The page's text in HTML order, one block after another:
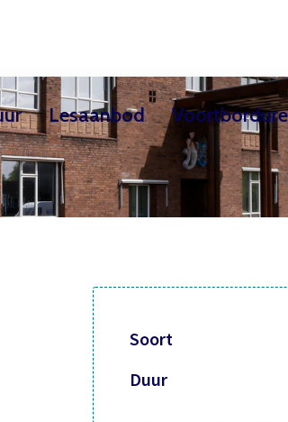
Lesaanbod
CultuurschuurActueelVrijwilliger
kindercursussen Overig les
Soort
Duur